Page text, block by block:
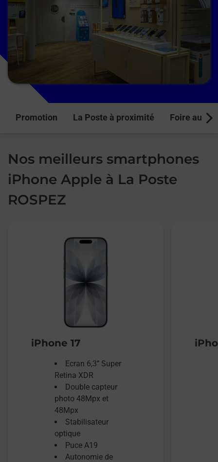
Promotion La Poste à proximité Foire aux
Nos meilleurs smartphones
iPhone Apple à La Poste
ROSPEZ
iPhone 17
Ecran 6,3’’ Super
Retina XDR
Double capteur
photo 48Mpx et
48Mpx
Stabilisateur
optique
Puce A19
Autonomie de